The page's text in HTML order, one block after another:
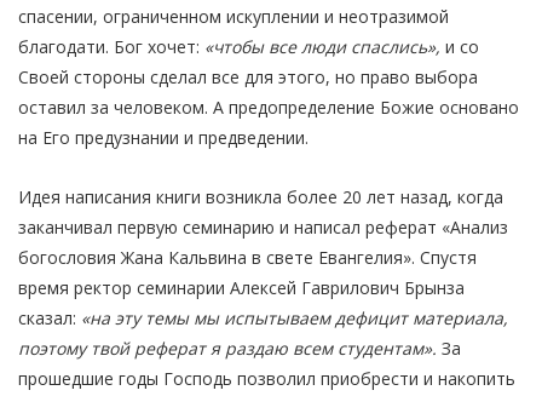
спасении, ограниченном искуплении и неотразимой
благодати. Бог хочет: «чтобы все люди спаслись», и со
Своей стороны сделал все для этого, но право выбора
оставил за человеком. А предопределение Божие основано
на Его предузнании и предведении.
Идея написания книги возникла более 20 лет назад, когда
заканчивал первую семинарию и написал реферат «Анализ
богословия Жана Кальвина в свете Евангелия». Спустя
время ректор семинарии Алексей Гаврилович Брынза
сказал: «на эту темы мы испытываем дефицит материала,
поэтому твой реферат я раздаю всем студентам». За
прошедшие годы Господь позволил приобрести и накопить